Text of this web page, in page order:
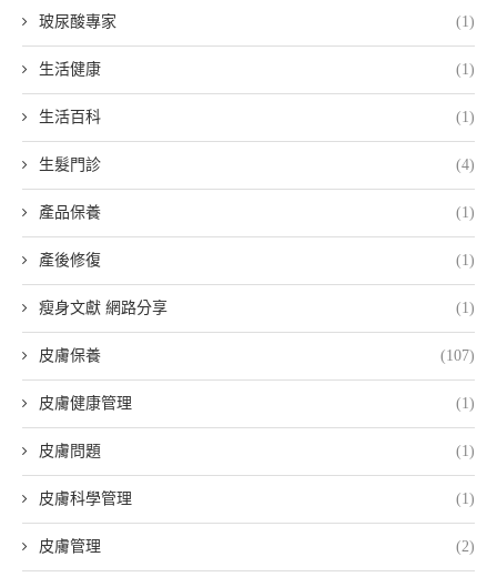
玻尿酸專家 (1)
生活健康 (1)
生活百科 (1)
生髮門診 (4)
產品保養 (1)
產後修復 (1)
瘦身文獻 網路分享 (1)
皮膚保養 (107)
皮膚健康管理 (1)
皮膚問題 (1)
皮膚科學管理 (1)
皮膚管理 (2)